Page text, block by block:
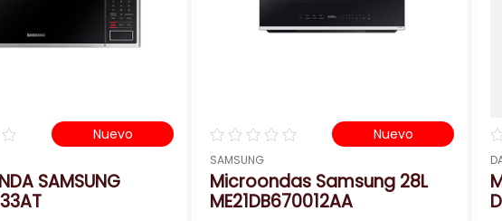
☆ Nuevo
SAMSUNG
☆☆☆☆☆ Nuevo
SAMSUNG
Microondas Samsung 28L
ME21DB670012AA